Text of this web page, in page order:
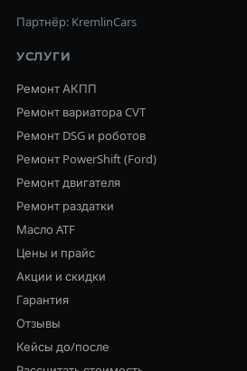
Партнёр: KremlinCars
УСЛУГИ
Ремонт АКПП
Ремонт вариатора CVT
Ремонт DSG и роботов
Ремонт PowerShift (Ford)
Ремонт двигателя
Ремонт раздатки
Масло ATF
Цены и прайс
Акции и скидки
Гарантия
Отзывы
Кейсы до/после